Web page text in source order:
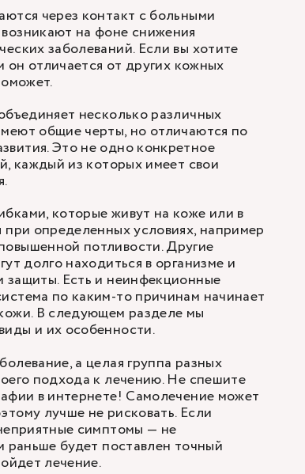
через контакт с больными
на фоне снижения
заболеваний. Если вы хотите
он отличается от других кожных
несколько различных
общие черты, но отличаются по
Это не одно конкретное
каждый из которых имеет свои
которые живут на коже или в
при определенных условиях, например
потливости. Другие
долго находиться в организме и
защиты. Есть и неинфекционные
по каким-то причинам начинает
В следующем разделе мы
и их особенности.
а целая группа разных
подхода к лечению. Не спешите
в интернете! Самолечение может
лучше не рисковать. Если
симптомы — не
раньше будет поставлен точный
лечение.